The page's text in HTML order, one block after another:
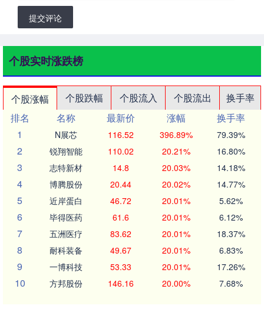
提交评论
个股实时涨跌榜
个股涨幅 个股跌幅 个股流入 个股流出
换手率
排名
名称 最新价 涨幅
换手率
1
N展芯 116.52 396.89% 79.39%
2 锐翔智能 110.02 20.21% 16.80%
3 志特新材 14.8 20.03% 14.18%
4 博腾股份 20.44 20.02% 14.77%
5 近岸蛋白 46.72 20.01% 5.62%
6 毕得医药 61.6 20.01% 6.12%
7 五洲医疗 83.62 20.01% 18.37%
8 耐科装备 49.67 20.01% 6.83%
9 一博科技 53.33 20.01% 17.26%
10 方邦股份 146.16 20.00% 7.68%